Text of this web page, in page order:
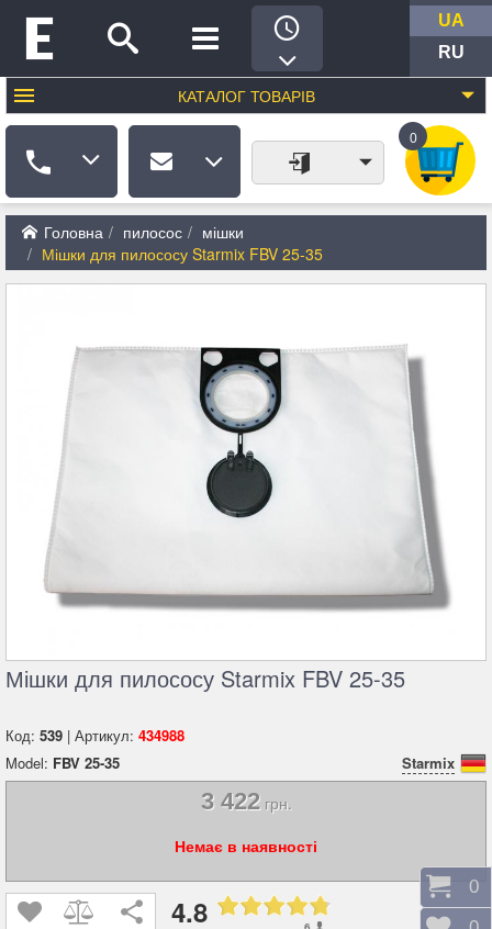
UA
RU
КАТАЛОГ ТОВАРІВ
0
Головна пилосос
мішки
Мішки для пилососу Starmix FBV 25-35
Мішки для пилососу Starmix FBV 25-35
Код: 539 | Артикул: 434988
Model: FBV 25-35 Starmix
3 422грн.
Немає в наявності
4.8
0